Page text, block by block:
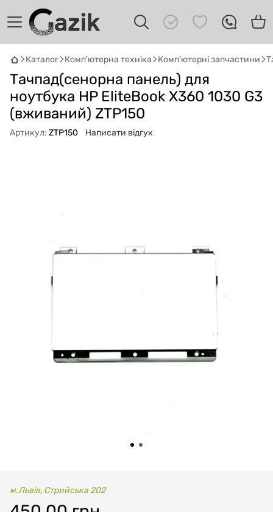
Каталог Комп'ютерна техніка Комп'ютерні запчастини
Тачпад(сенорна панель) для
ноутбука HP EliteBook X360 1030 G3
(вживаний) ZTP150
Артикул: ZTP150 Написати відгук
м.Львів, Стрийська 202
Онлайн · пошук техніки
Привіт! 👋 Я Gazik AI — допоможу
підібрати вживану комп'ютерну техніку.
Що шукаєш?